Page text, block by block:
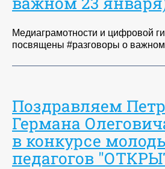
Медиаграмотности и цифровой
посвящены #разговоры о
Поздравляем
Германа
в конкурсе
педагогов